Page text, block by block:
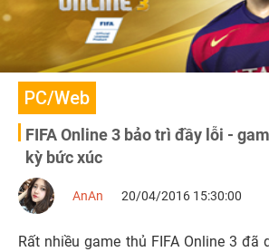
PC/Web
FIFA Online 3 bảo trì đầy lỗi -
kỳ bức xúc
AnAn 20/04/2016 15:30:00
Rất nhiều game thủ FIFA Online 3 đã